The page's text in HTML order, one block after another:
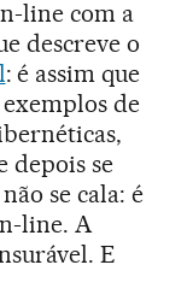
line com a
descreve o
: é assim que
de
depois se
se cala: é
line. A
E